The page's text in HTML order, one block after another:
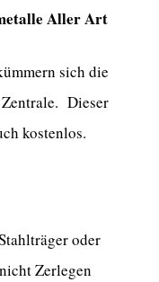
Aller Art
sich die
Dieser
kostenlos.
oder
Zerlegen